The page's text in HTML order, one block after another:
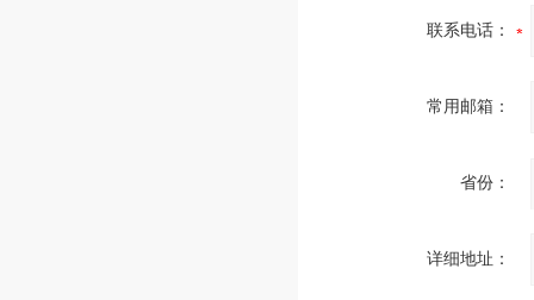
联系电话：
常用邮箱：
省份：
详细地址：